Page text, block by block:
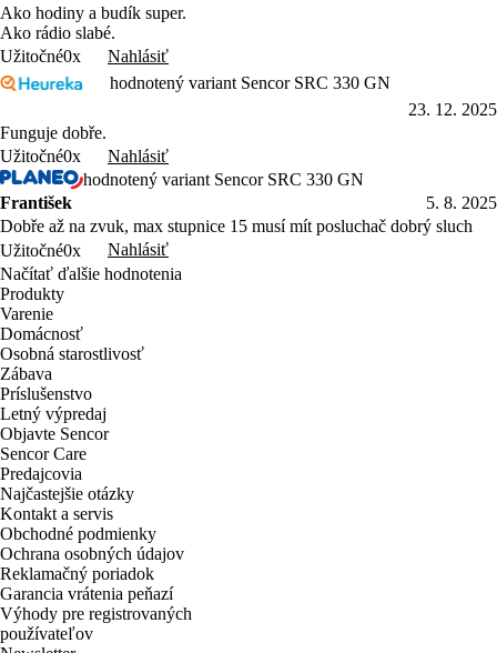
Ako hodiny a budík super.
Ako rádio slabé.
Užitočné0x
Nahlásiť
hodnotený variant Sencor SRC 330 GN
23. 12. 2025
Funguje dobře.
Užitočné0x
Nahlásiť
hodnotený variant Sencor SRC 330 GN
František
5. 8. 2025
Dobře až na zvuk, max stupnice 15 musí mít posluchač dobrý sluch
Užitočné0x
Nahlásiť
Načítať ďalšie hodnotenia
Produkty
Varenie
Domácnosť
Osobná starostlivosť
Zábava
Príslušenstvo
Letný výpredaj
Objavte Sencor
Sencor Care
Predajcovia
Najčastejšie otázky
Kontakt a servis
Obchodné podmienky
Ochrana osobných údajov
Reklamačný poriadok
Garancia vrátenia peňazí
Výhody pre registrovaných
používateľov